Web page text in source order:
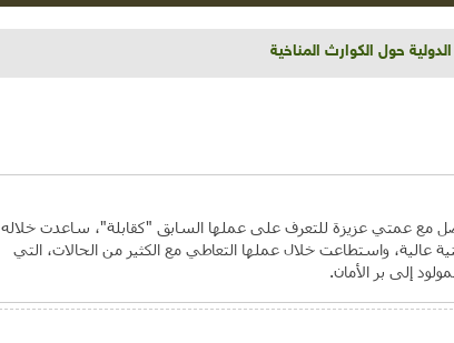
قبيحة وحاكورة ونوبل وزيتون و"سيباط"
مع عمتي عزيزة للتعرف على عملها السابق "كقابلة"، ساعدت خلاله
عالية، واستطاعت خلال عملها التعاطي مع الكثير من الحالات، التي
إلى بر الأمان.